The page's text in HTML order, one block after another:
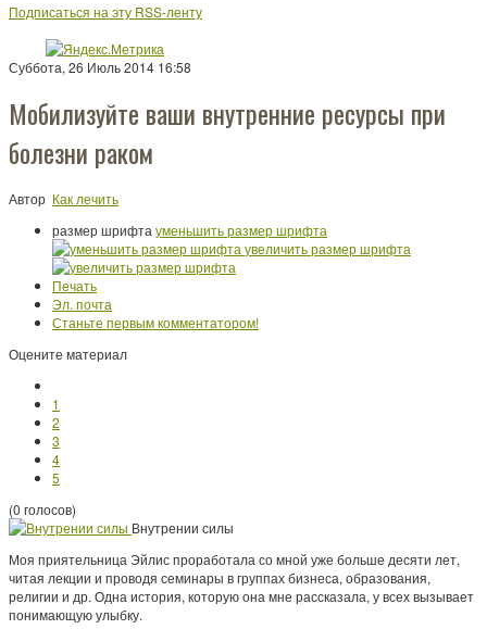
Подписаться на эту RSS-ленту
Суббота, 26 Июль 2014 16:58
Мобилизуйте ваши внутренние ресурсы при
болезни раком
Автор Как лечить
размер шрифта уменьшить размер шрифта
увеличить размер шрифта
Печать
Эл. почта
Станьте первым комментатором!
Оцените материал
1
2
3
4
5
(0 голосов)
Внутрении силы
Моя приятельница Эйлис проработала со мной уже больше десяти лет,
читая лекции и проводя семинары в группах бизнеса, образования,
религии и др. Одна история, которую она мне рассказала, у всех вызывает
понимающую улыбку.